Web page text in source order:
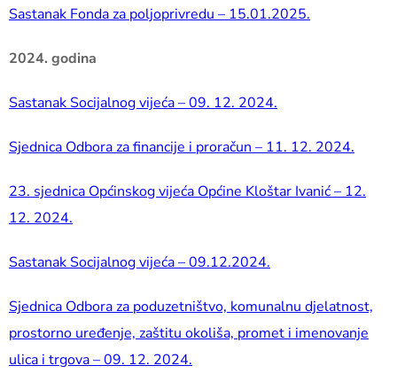
Sastanak Fonda za poljoprivredu – 15.01.2025.
2024. godina
Sastanak Socijalnog vijeća – 09. 12. 2024.
Sjednica Odbora za financije i proračun – 11. 12. 2024.
23. sjednica Općinskog vijeća Općine Kloštar Ivanić – 12.
12. 2024.
Sastanak Socijalnog vijeća – 09.12.2024.
Sjednica Odbora za poduzetništvo, komunalnu djelatnost,
prostorno uređenje, zaštitu okoliša, promet i imenovanje
ulica i trgova – 09. 12. 2024.